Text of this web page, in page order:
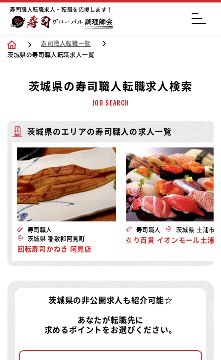
寿司職人転職求人・転職を応援します！
寿司職人転職一覧
茨城県の寿司職人転職求人一覧
茨城県の寿司職人転職求人検索
JOB SEARCH
茨城県のエリアの寿司職人の求人一覧
寿司職人
茨城県 稲敷郡阿見町
回転寿司かねき 阿見店
寿司職人 茨城県 土浦市
炙り百貫 イオンモール土浦
茨城県の非公開求人 も紹介可能☆
あなたが転職先に
求めるポイントをお選びください。